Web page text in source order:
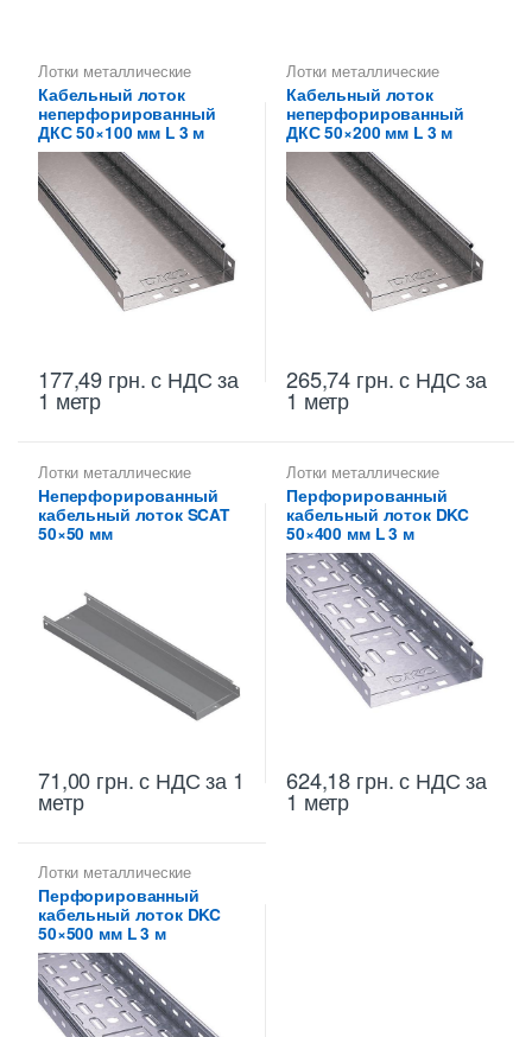
Лотки металлические
высотой 50 мм
неперфорированные ДКС
Металлические огнеупорные
лотки,Неперфорированные
лотки высотой 50 мм
Кабельный лоток
неперфорированный
ДКС 50×100 мм L 3 м
177,49 грн.с НДС за
1 метр
Лотки металлические
высотой 50 мм
неперфорированные ДКС
Металлические огнеупорные
лотки,Неперфорированные
лотки высотой 50 мм
Кабельный лоток
неперфорированный
ДКС 50×200 мм L 3 м
265,74 грн.с НДС за
1 метр
Лотки металлические
высотой 50 мм
Неперфорированные лотки
высотой 50 мм
Неперфорированный
кабельный лоток SCAT
50×50 мм
71,00 грн.с НДС за 1
метр
Лотки металлические
высотой 50 мм
Металлические огнеупорные
лотки,Перфорированные
лотки высотой 50 мм
Перфорированный
кабельный лоток DKC
50×400 мм L 3 м
624,18 грн.с НДС за
1 метр
Лотки металлические
высотой 50 мм
Металлические огнеупорные
лотки,Перфорированные
лотки высотой 50 мм
Перфорированный
кабельный лоток DKC
50×500 мм L 3 м